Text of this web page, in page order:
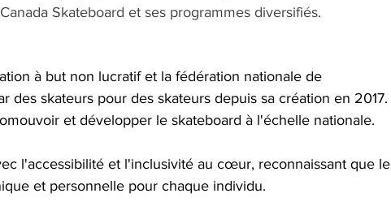
Skateboard et ses programmes diversifiés.
à but non lucratif et la fédération nationale de
des skateurs pour des skateurs depuis sa création en 2017.
et développer le skateboard à l'échelle nationale.
l'accessibilité et l'inclusivité au cœur, reconnaissant que le
et personnelle pour chaque individu.